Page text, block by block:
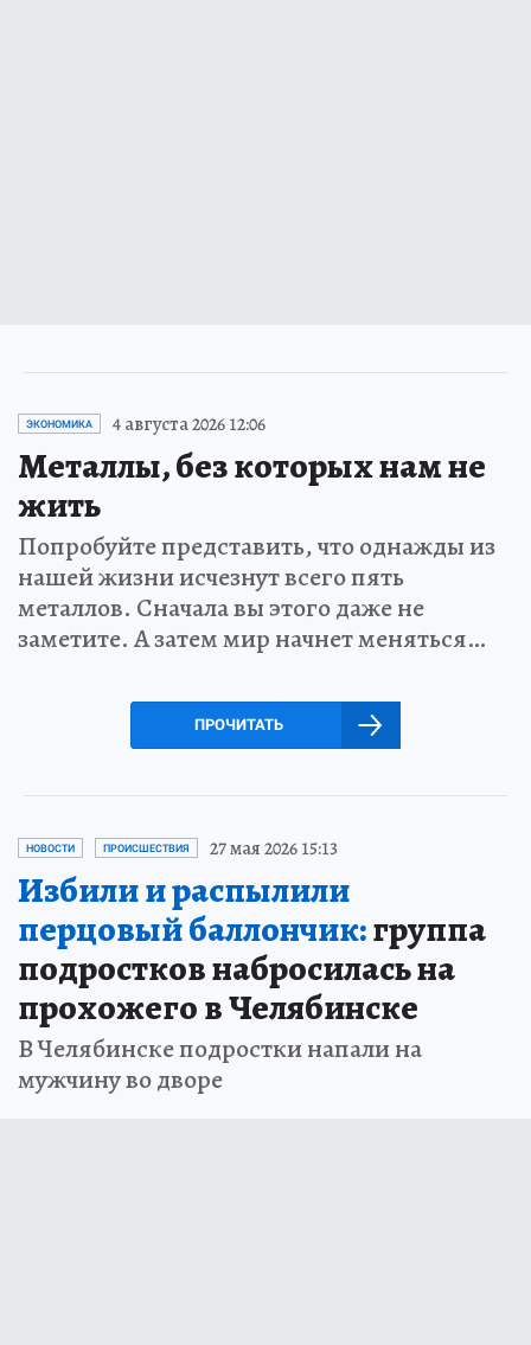
ЭКОНОМИКА 4 августа 2026 12:06
Металлы, без которых нам не
жить
Попробуйте представить, что однажды из
нашей жизни исчезнут всего пять
металлов. Сначала вы этого даже не
заметите. А затем мир начнет меняться…
ПРОЧИТАТЬ
НОВОСТИ ПРОИСШЕСТВИЯ 27 мая 2026 15:13
Избили и распылили
перцовый баллончик:группа
подростков набросилась на
прохожего в Челябинске
В Челябинске подростки напали на
мужчину во дворе